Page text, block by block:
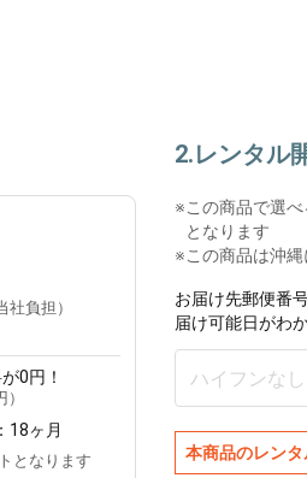
社負担）
0円！
）
18ヶ月
となります
2.レンタル
※この商品で選
となります
※この商品は沖
お届け先郵便番
届け可能日がわ
本商品のレン